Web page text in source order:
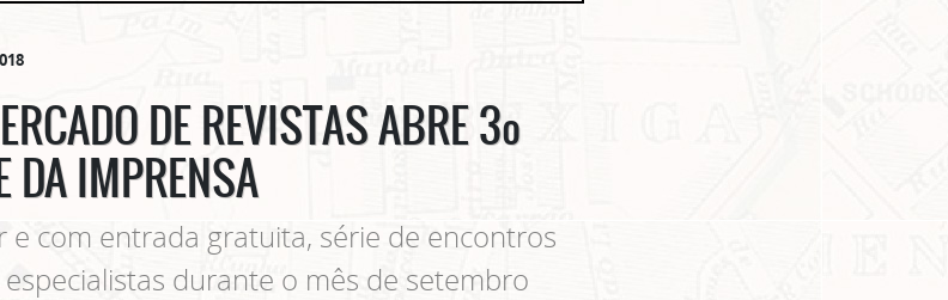
DE REVISTAS ABRE 3º
DA IMPRENSA
e com entrada gratuita, série de encontros
durante o mês de setembro